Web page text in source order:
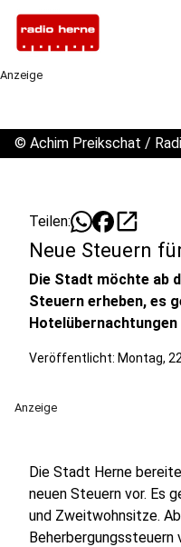
Anzeige
© Achim Preikschat /
Teilen: open_in_new
Neue Steuern
Die Stadt möchte ab
Steuern erheben, es
Veröffentlicht: Montag,
Anzeige
Die Stadt Herne
neuen Steuern vor. Es
und Zweitwohnsitze.
Beherbergungssteuern